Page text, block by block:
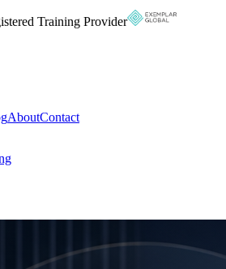
Training Provider
AboutContact